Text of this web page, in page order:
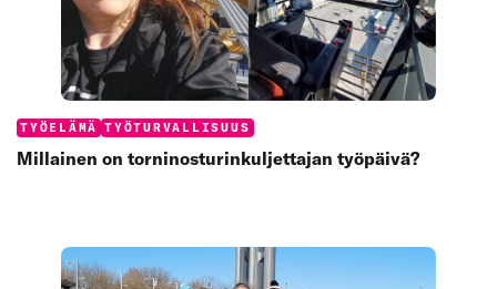
Categories:
TYÖELÄMÄ TYÖTURVALLISUUS
Millainen on torninosturinkuljettajan työpäivä?